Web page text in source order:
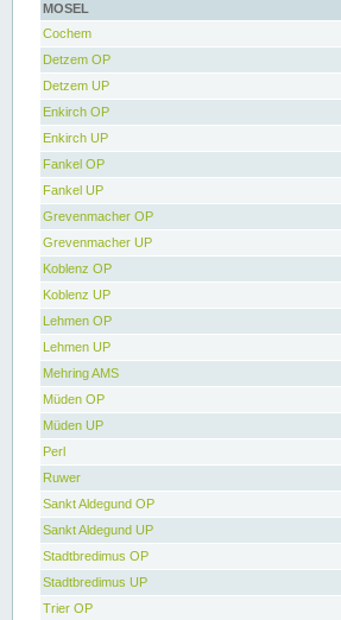
MOSEL
Cochem
Detzem OP
Detzem UP
Enkirch OP
Enkirch UP
Fankel OP
Fankel UP
Grevenmacher OP
Grevenmacher UP
Koblenz OP
Koblenz UP
Lehmen OP
Lehmen UP
Mehring AMS
Müden OP
Müden UP
Perl
Ruwer
Sankt Aldegund OP
Sankt Aldegund UP
Stadtbredimus OP
Stadtbredimus UP
Trier OP